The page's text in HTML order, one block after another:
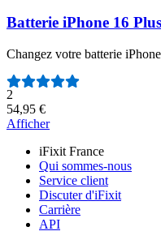
Batterie iPhone 16 Plus
Changez votre batterie
Nombre d'avis :
2
54,95 €
Afficher
iFixit France
Qui sommes-nous
Service client
Discuter d'iFixit
Carrière
API